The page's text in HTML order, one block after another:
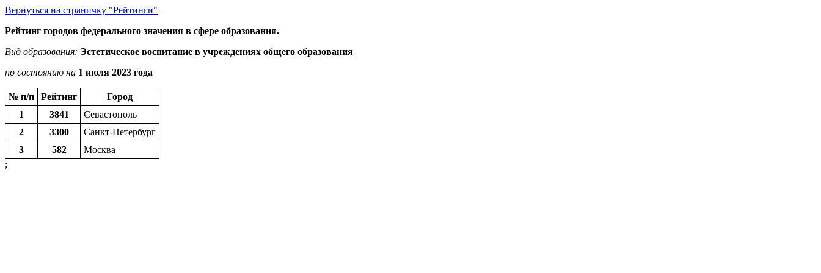
Вернуться на страничку "Рейтинги"
Рейтинг городов федерального значения в сфере образования.
Вид образования: Эстетическое воспитание в учреждениях общего образования
по состоянию на 1 июля 2023 года
№ п/п Рейтинг
Город
1
3841
Севастополь
2
3300
Санкт-Петербург
3
582
Москва
;